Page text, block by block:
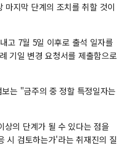
지막 단계의 조치를 취할 것이
고 7월 5일 이후로 출석 일자를
기일 변경 요청서를 제출함으로
는 "금주의 중 정할 특정일자는
의 단계가 될 수 있다는 점을
시 검토하는가'라는 취재진의 질